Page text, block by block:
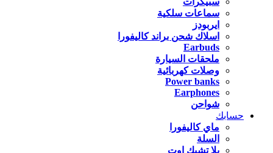
سماعات سلكية
ايربودز
اسلاك شحن براند كاليفورا
Earbuds
ملحقات السيارة
وصلات كهربائية
Power banks
Earphones
شواحن
حسابك
ماي كاليفورا
السلة
يلا تشيك اوت